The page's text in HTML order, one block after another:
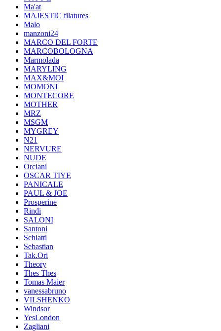
Ma'at
MAJESTIC filatures
Malo
manzoni24
MARCO DEL FORTE
MARCOBOLOGNA
Marmolada
MARYLING
MAX&MOI
MOMONI
MONTECORE
MOTHER
MRZ
MSGM
MYGREY
N21
NERVURE
NUDE
Orciani
OSCAR TIYE
PANICALE
PAUL & JOE
Prosperine
Rindi
SALONI
Santoni
Schiatti
Sebastian
Tak.Ori
Theory
Thes Thes
Tomas Maier
vanessabruno
VILSHENKO
Windsor
YesLondon
Zagliani